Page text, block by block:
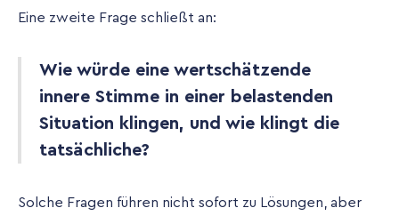
Eine zweite Frage schließt an:
Wie würde eine wertschätzende
innere Stimme in einer belastenden
Situation klingen, und wie klingt die
tatsächliche?
Solche Fragen führen nicht sofort zu Lösungen, aber